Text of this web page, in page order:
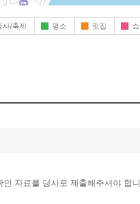
사/축제 명소 맛집
자료를 당사로 제출해주셔야 합